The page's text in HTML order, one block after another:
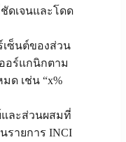
ดเจนและโดด
เซ็นต์ของส่วน
อร์แกนิกตาม
ด เช่น “x%
ละส่วนผสมที่
รายการ INCI